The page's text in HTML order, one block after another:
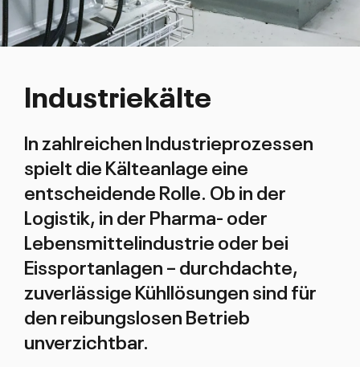
Industriekälte
In zahlreichen Industrieprozessen
spielt die Kälteanlage eine
entscheidende Rolle. Ob in der
Logistik, in der Pharma- oder
Lebensmittelindustrie oder bei
Eissportanlagen – durchdachte,
zuverlässige Kühllösungen sind für
den reibungslosen Betrieb
unverzichtbar.